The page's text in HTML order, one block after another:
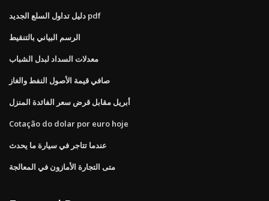
دليل تداول السلع الجديد pdf
الرسم البياني بالتنقيط
معدلات السداد لبدل الشباب
صافي قيمة الأصول النفط والغاز
أبريل مقابل قرض سعر الفائدة المنزل
Cotação do dolar por euro hoje
عندما تتاجر في سيارة ما يحدث
متى التجارة الأمازون في المعالجة